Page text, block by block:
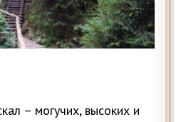
– могучих, высоких и